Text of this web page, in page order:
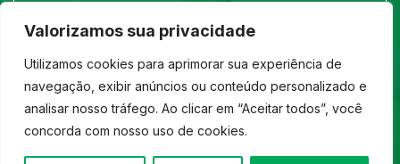
Valorizamos sua privacidade
Utilizamos cookies para aprimorar sua experiência de
navegação, exibir anúncios ou conteúdo personalizado e
analisar nosso tráfego. Ao clicar em “Aceitar todos”, você
concorda com nosso uso de cookies.
LOCALIZAÇÃO